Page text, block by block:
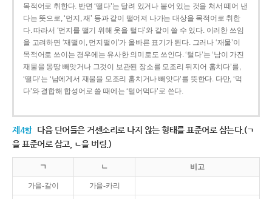
목적어로 취한다. 반면 ‘떨다’는 달려 있거나 붙어 있는 것을 쳐서 떼어 낸
다는 뜻으로, ‘먼지, 재’ 등과 같이 떨어져 나가는 대상을 목적어로 취한
다. 따라서 ‘먼지를 떨기 위해 옷을 털다’와 같이 쓸 수 있다. 이러한 쓰임
을 고려하면 ‘재떨이, 먼지떨이’가 올바른 표기가 된다. 그러나 ‘재물’이
목적어로 쓰이는 경우에는 유사한 의미로도 쓰인다. ‘털다’는 ‘남이 가진
재물을 몽땅 빼앗거나 그것이 보관된 장소를 모조리 뒤지어 훔치다’를,
‘떨다’는 ‘남에게서 재물을 모조리 훔치거나 빼앗다’를 뜻한다. 다만, ‘먹
다’와 결합해 합성어로 쓸 때에는 ‘털어먹다’로 쓴다.
제4항 다음 단어들은 거센소리로 나지 않는 형태를 표준어로 삼는다.(ㄱ
을 표준어로 삼고, ㄴ을 버림.)
ㄱ ㄴ 비고
가을-갈이 가을-카리